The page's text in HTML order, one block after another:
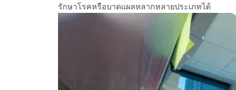
รักษาโรคหรือบาดแผลหลากหลายประเภทได้